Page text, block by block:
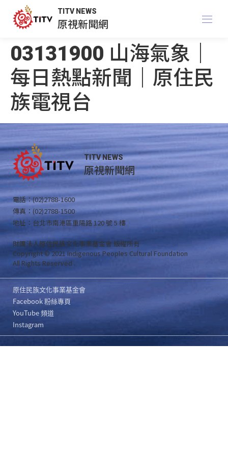
TITV NEWS
原視新聞網
03131900 山海氣象｜
每日熱點新聞｜原住民
族電視台
TITV NEWS
原視新聞網
電話：(02)2788-1600
傳真：(02)2788-1500
地址：台北市南港區重陽路 120 號 5 樓
財團法人原住民族文化事業基金會 版權所有
Copyright © 2021 Indigenous Peoples Cultural Foundation
All Rights Reserved .
原住民族文化事業基金會
Facebook 粉絲專頁
YouTube 頻道
Instagram